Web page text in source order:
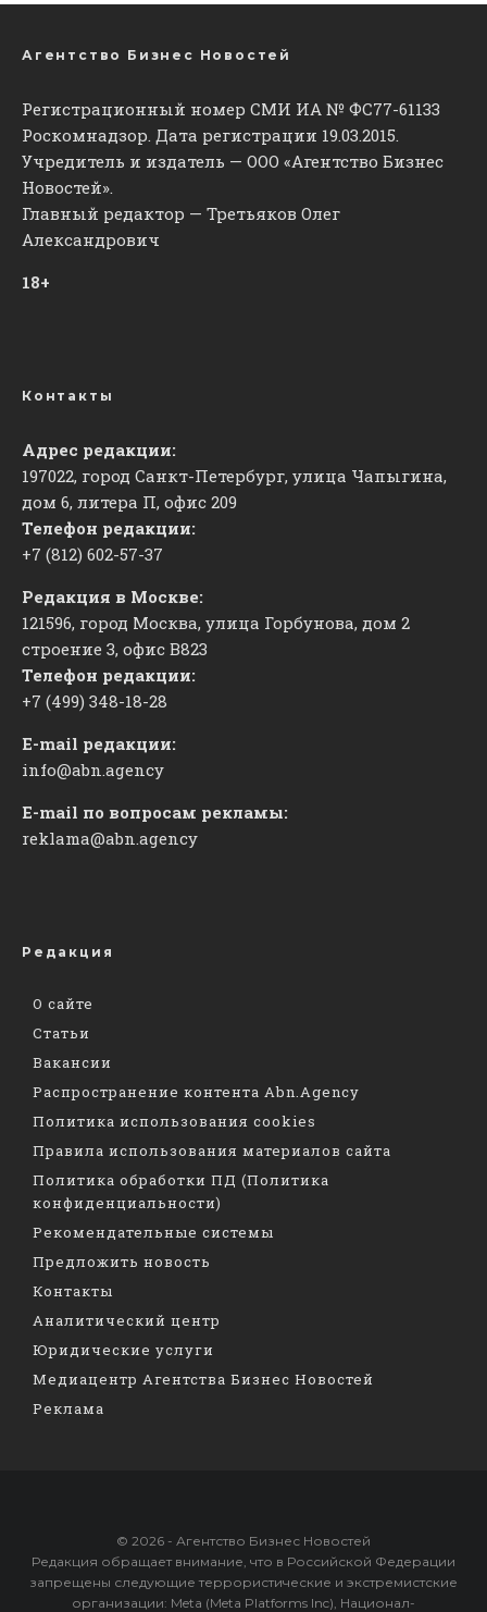
Агентство Бизнес Новостей
Регистрационный номер СМИ ИА № ФС77-61133
Роскомнадзор. Дата регистрации 19.03.2015.
Учредитель и издатель — ООО «Агентство Бизнес
Новостей».
Главный редактор — Третьяков Олег
Александрович
18+
Контакты
Адрес редакции:
197022, город Санкт-Петербург, улица Чапыгина,
дом 6, литера П, офис 209
Телефон редакции:
+7 (812) 602-57-37
Редакция в Москве:
121596, город Москва, улица Горбунова, дом 2
строение 3, офис ​В823
Телефон редакции:
+7 (499) 348-18-28
E-mail редакции:
info@abn.agency
E-mail по вопросам рекламы:
reklama@abn.agency
Редакция
О сайте
Статьи
Вакансии
Распространение контента Abn.Agency
Политика использования cookies
Правила использования материалов сайта
Политика обработки ПД (Политика
конфиденциальности)
Рекомендательные системы
Предложить новость
Контакты
Аналитический центр
Юридические услуги
Медиацентр Агентства Бизнес Новостей
Реклама
© 2026 - Агентство Бизнес Новостей
Редакция обращает внимание, что в Российской Федерации
запрещены следующие террористические и экстремистские
организации: Meta (Meta Platforms Inc), Национал-